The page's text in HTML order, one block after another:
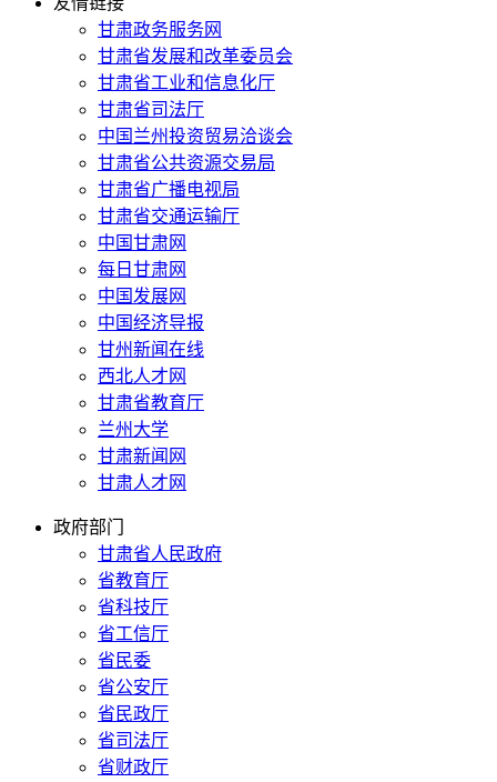
甘肃政务服务网
甘肃省发展和改革委员会
甘肃省工业和信息化厅
甘肃省司法厅
中国兰州投资贸易洽谈会
甘肃省公共资源交易局
甘肃省广播电视局
甘肃省交通运输厅
中国甘肃网
每日甘肃网
中国发展网
中国经济导报
甘州新闻在线
西北人才网
甘肃省教育厅
兰州大学
甘肃新闻网
甘肃人才网
政府部门
甘肃省人民政府
省教育厅
省科技厅
省工信厅
省民委
省公安厅
省民政厅
省司法厅
省财政厅